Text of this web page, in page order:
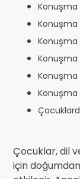
Konuşma
Konuşma
Konuşma
Konuşma
Konuşma
Konuşma
Çocuklar, dil
için